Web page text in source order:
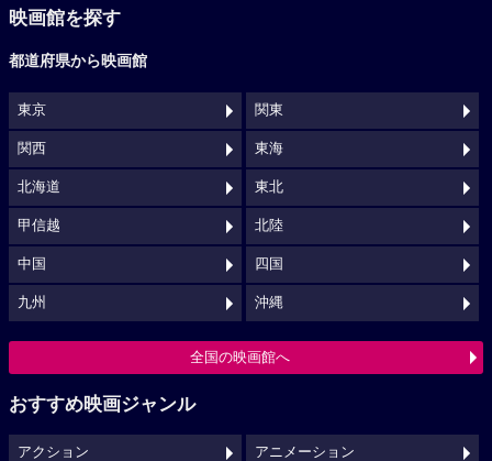
映画館を探す
都道府県から映画館
東京 関東
関西 東海
北海道 東北
甲信越 北陸
中国 四国
九州 沖縄
全国の映画館へ
おすすめ映画ジャンル
アクション アニメーション